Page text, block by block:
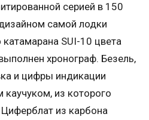
серией в 150
самой лодки
SUI-10 цвета
хронограф. Безель,
и цифры индикации
из которого
из карбона